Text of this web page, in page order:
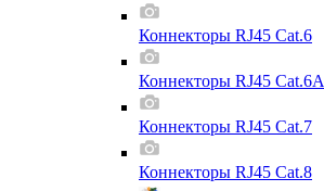
Коннекторы RJ45 Cat.6
Коннекторы RJ45 Cat.6A
Коннекторы RJ45 Cat.7
Коннекторы RJ45 Cat.8